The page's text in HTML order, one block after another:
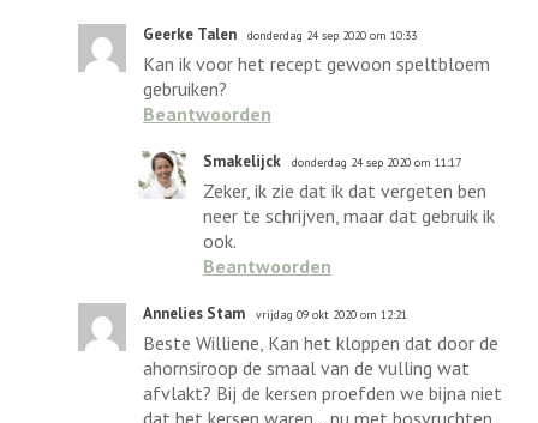
Geerke Talen donderdag 24 sep 2020 om 10:33
Kan ik voor het recept gewoon speltbloem
gebruiken?
Beantwoorden
Smakelijck donderdag 24 sep 2020 om 11:17
Zeker, ik zie dat ik dat vergeten ben
neer te schrijven, maar dat gebruik ik
ook.
Beantwoorden
Annelies Stam vrijdag 09 okt 2020 om 12:21
Beste Williene, Kan het kloppen dat door de
ahornsiroop de smaal van de vulling wat
afvlakt? Bij de kersen proefden we bijna niet
dat het kersen waren... nu met bosvruchten